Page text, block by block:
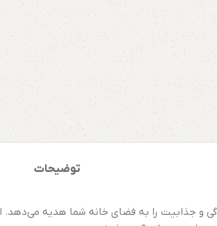
توضیحات
و جذابیت را به فضای خانه شما هدیه